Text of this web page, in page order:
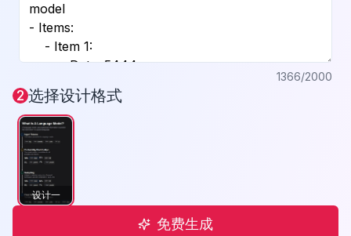
1366/2000
2 选择设计格式
设计一
免费生成